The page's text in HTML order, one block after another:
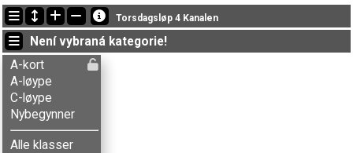
Nejnovější změny
18:51:15: Øystein Rodem (A-løype) doběhl v čase 85:13 (23)
18:45:54: Petter Sørensen (A-løype) doběhl v čase 72:47 (21)
18:35:41: trym marstrander (C-løype) got new status: disq
Torsdagsløp 4 Kanalen
Není vybraná kategorie!
A-kort
A-løype
C-løype
Nybegynner
Alle klasser